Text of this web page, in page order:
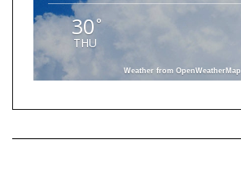
30 °
THU
Weather from OpenWeatherMap